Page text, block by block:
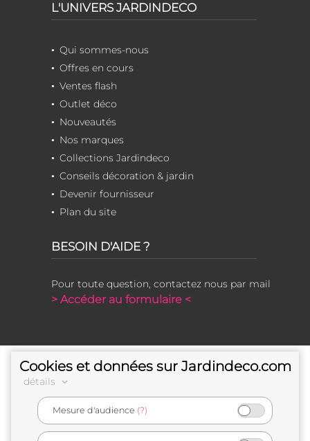
L'UNIVERS JARDINDECO
Qui sommes-nous
Offres en cours
Ventes flash
Outlet déco
Nouveautés
Nos marques
Collections Jardindeco
Conseils décoration & jardin
Devenir fournisseur
Plan du site
BESOIN D'AIDE ?
Pour toute question, contactez nous par mail
> Accéder au formulaire <
Cookies et données sur Jardindeco.com
détails
Mesure d'audience (?)